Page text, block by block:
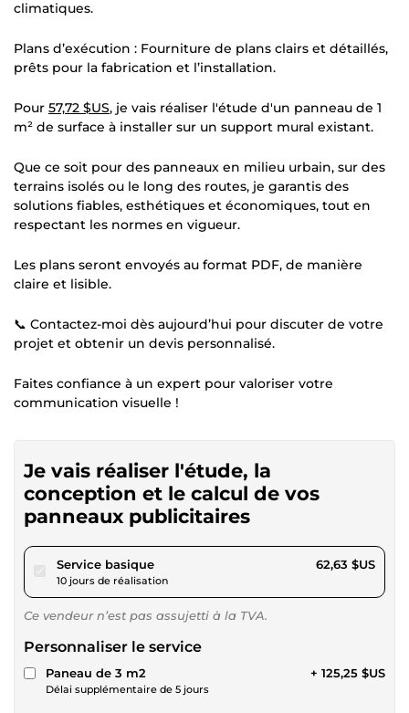
climatiques.
Plans d’exécution : Fourniture de plans clairs et détaillés,
prêts pour la fabrication et l’installation.
Pour 57,72 $US, je vais réaliser l'étude d'un panneau de 1
m² de surface à installer sur un support mural existant.
Que ce soit pour des panneaux en milieu urbain, sur des
terrains isolés ou le long des routes, je garantis des
solutions fiables, esthétiques et économiques, tout en
respectant les normes en vigueur.
Les plans seront envoyés au format PDF, de manière
claire et lisible.
📞 Contactez-moi dès aujourd’hui pour discuter de votre
projet et obtenir un devis personnalisé.
Faites confiance à un expert pour valoriser votre
communication visuelle !
Je vais réaliser l'étude, la
conception et le calcul de vos
panneaux publicitaires
Service basiquepour 57,72 $US
10 jours de réalisation
62,63 $US
Ce vendeur n’est pas assujetti à la TVA.
Personnaliser le service
Paneau de 3 m2
Délai supplémentaire de 5 jours
+ 125,25 $US